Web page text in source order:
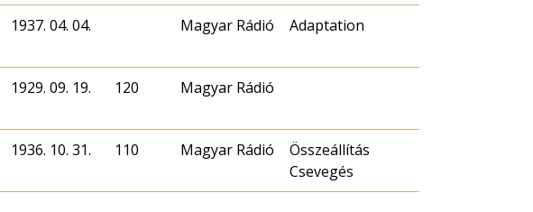
1937. 04. 04. Magyar Rádió Adaptation
1929. 09. 19. 120 Magyar Rádió
1936. 10. 31. 110 Magyar Rádió
Összeállítás
Csevegés